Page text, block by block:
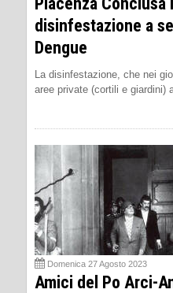
disinfestazione a
Dengue
La disinfestazione, che nei
aree private (cortili e giardini)
Domenica 27 Agosto 2023
Amici del Po Arci-